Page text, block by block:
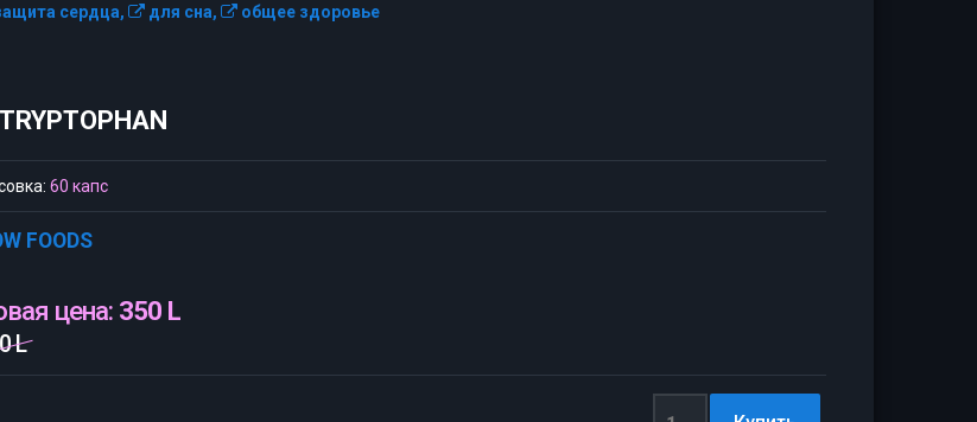
сердца, для сна, общее здоровье
60 капс
FOODS
цена: 350 L
L